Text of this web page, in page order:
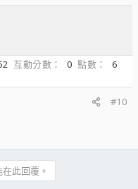
互動分數 0 點數
6
#10
此回覆。